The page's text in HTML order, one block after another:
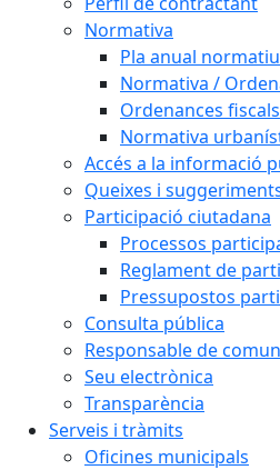
Normativa
Pla anual normatiu
Normativa /
Ordenances fiscals
Normativa
Accés a la informació
Queixes i
Participació ciutadana
Processos
Reglament de
Pressupostos
Consulta pública
Responsable de
Seu electrònica
Transparència
Serveis i tràmits
Oficines municipals